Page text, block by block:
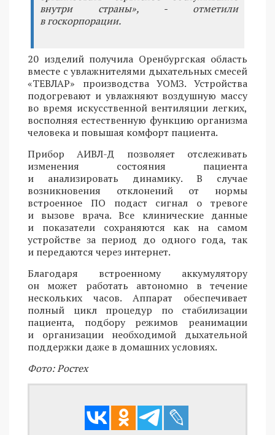
внутри страны», - отметили
в госкорпорации.
20 изделий получила Оренбургская область
вместе с увлажнителями дыхательных смесей
«ТЕВЛАР» производства УОМЗ. Устройства
подогревают и увлажняют воздушную массу
во время искусственной вентиляции легких,
восполняя естественную функцию организма
человека и повышая комфорт пациента.
Прибор АИВЛ-Д позволяет отслеживать
изменения состояния пациента
и анализировать динамику. В случае
возникновения отклонений от нормы
встроенное ПО подаст сигнал о тревоге
и вызове врача. Все клинические данные
и показатели сохраняются как на самом
устройстве за период до одного года, так
и передаются через интернет.
Благодаря встроенному аккумулятору
он может работать автономно в течение
нескольких часов. Аппарат обеспечивает
полный цикл процедур по стабилизации
пациента, подбору режимов реанимации
и организации необходимой дыхательной
поддержки даже в домашних условиях.
Фото: Ростех